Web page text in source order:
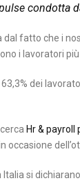
condotta
dal fatto che i
i lavoratori
63,3% dei
Hr & payroll
occasione
Italia si